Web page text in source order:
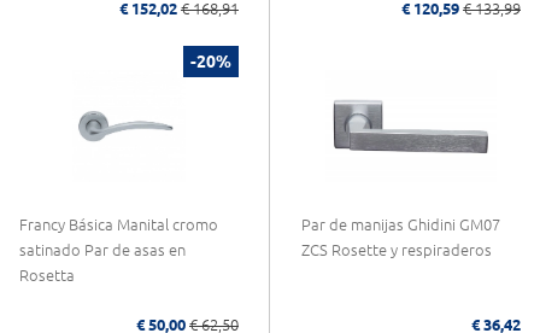
€ 152,02 € 168,91 € 120,59 € 133,99
-20%
Francy Básica Manital cromo
satinado Par de asas en
Rosetta
€ 50,00 € 62,50
Par de manijas Ghidini GM07
ZCS Rosette y respiraderos
€ 36,42